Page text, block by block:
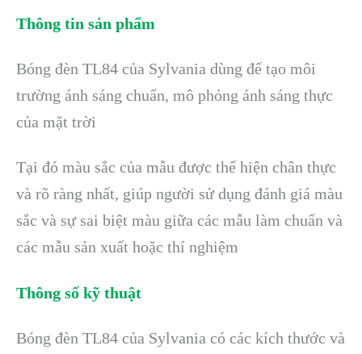
Thông tin sản phẩm
Bóng đèn TL84 của Sylvania dùng để tạo môi
trường ánh sáng chuẩn, mô phỏng ánh sáng thực
của mặt trời
Tại đó màu sắc của mẫu được thể hiện chân thực
và rõ ràng nhất, giúp người sử dụng đánh giá màu
sắc và sự sai biệt màu giữa các mẫu làm chuẩn và
các mẫu sản xuất hoặc thí nghiệm
Thông số kỹ thuật
Bóng đèn TL84 của Sylvania có các kích thước và